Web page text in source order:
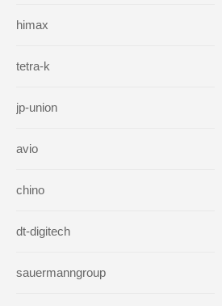
himax
tetra-k
jp-union
avio
chino
dt-digitech
sauermanngroup